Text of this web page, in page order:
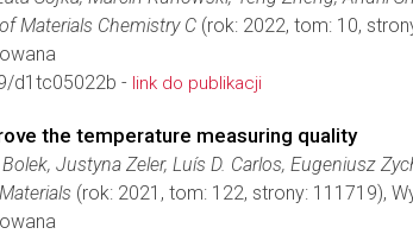
Materials Chemistry C (rok: 2022, tom: 10,
d1tc05022b - link do publikacji
the temperature measuring quality
Justyna Zeler, Luís D. Carlos, Eugeniusz
(rok: 2021, tom: 122, strony: 111719),